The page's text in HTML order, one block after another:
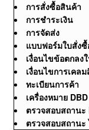
การสั่งซื้อสินค้า
การชำระเงิน
การจัดส่ง
แบบฟอร์มใบสั่ง
เงื่อนไขข้อตกลง
เงื่อนไขการเคล
ทะเบียนการค้า
เครื่องหมาย
ตรวจสอบสถาน
ตรวจสอบสถาน